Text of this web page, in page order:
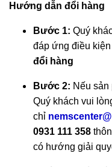
Hướng dẫn đổi hàng
Bước 1: Quý
đáp ứng điều
đổi hàng
Bước 2: Nếu
Quý khách vui
chỉ
0931 111 358
có hướng giải